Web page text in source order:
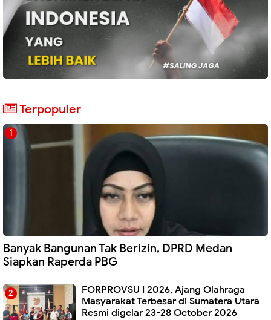
Terpopuler
Banyak Bangunan Tak Berizin, DPRD Medan
Siapkan Raperda PBG
FORPROVSU I 2026, Ajang Olahraga
Masyarakat Terbesar di Sumatera Utara
Resmi digelar 23-28 October 2026